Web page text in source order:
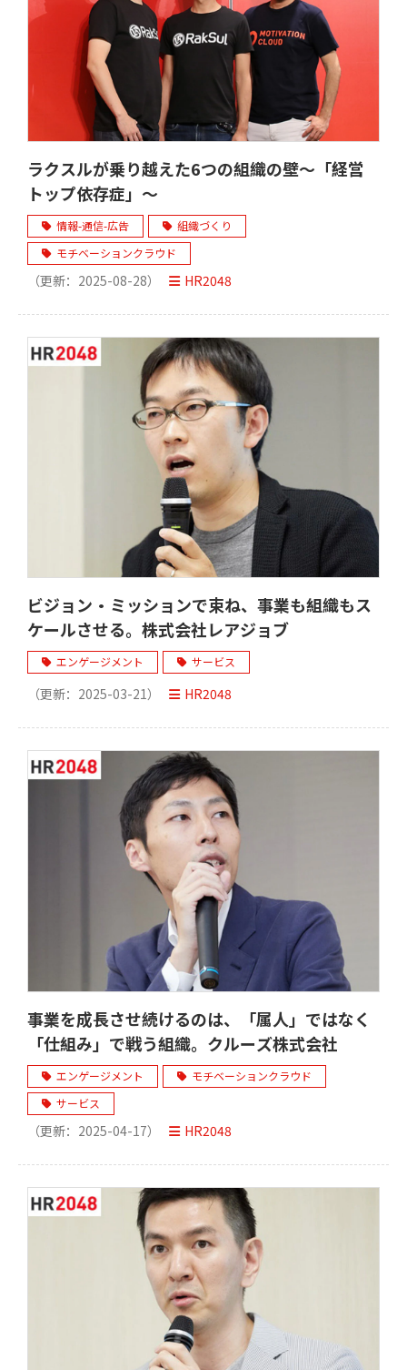
ラクスルが乗り越えた6つの組織の壁～「経営
トップ依存症」～
情報-通信-広告
組織づくり
モチベーションクラウド
（更新： 2025-08-28） HR2048
ビジョン・ミッションで束ね、事業も組織もス
ケールさせる。株式会社レアジョブ
エンゲージメント サービス
（更新： 2025-03-21） HR2048
事業を成長させ続けるのは、「属人」ではなく
「仕組み」で戦う組織。クルーズ株式会社
エンゲージメント
モチベーションクラウド
サービス
（更新： 2025-04-17） HR2048